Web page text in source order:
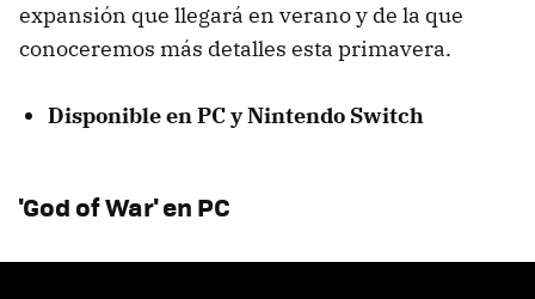
expansión que llegará en verano y de la que
conoceremos más detalles esta primavera.
Disponible en PC y Nintendo Switch
'God of War' en PC